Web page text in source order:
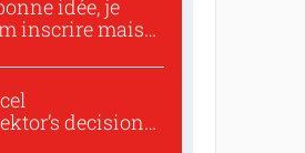
idée, je
inscrire mais
decision